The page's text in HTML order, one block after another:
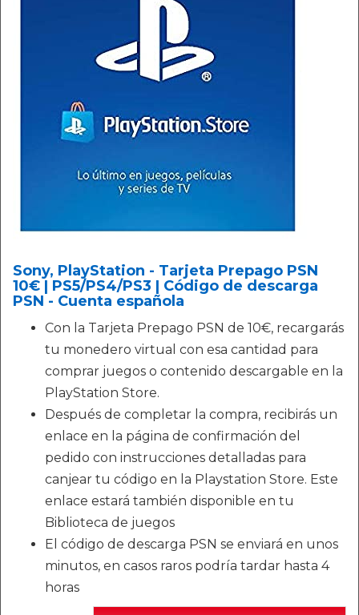
Sony, PlayStation - Tarjeta Prepago PSN
10€ | PS5/PS4/PS3 | Código de descarga
PSN - Cuenta española
Con la Tarjeta Prepago PSN de 10€, recargarás
tu monedero virtual con esa cantidad para
comprar juegos o contenido descargable en la
PlayStation Store.
Después de completar la compra, recibirás un
enlace en la página de confirmación del
pedido con instrucciones detalladas para
canjear tu código en la Playstation Store. Este
enlace estará también disponible en tu
Biblioteca de juegos
El código de descarga PSN se enviará en unos
minutos, en casos raros podría tardar hasta 4
horas